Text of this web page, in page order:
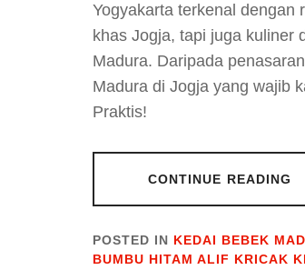
Yogyakarta terkenal dengan
khas Jogja, tapi juga kuliner
Madura. Daripada
Madura di Jogja yang wajib
Praktis!
CONTINUE READING
POSTED IN KEDAI BEBEK
BUMBU HITAM ALIF KRICAK